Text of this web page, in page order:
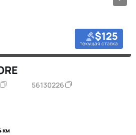
$125
текущая ставка
56130226
км